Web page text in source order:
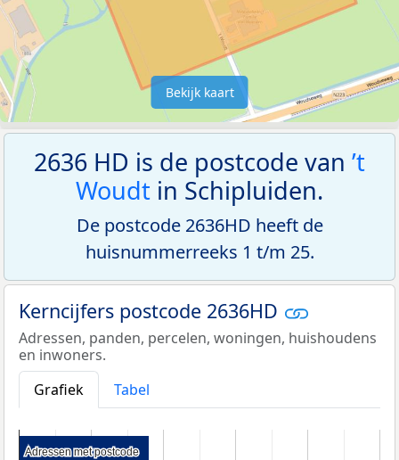
Bekijk kaart
2636 HD is de postcode van ’t
Woudt in Schipluiden.
De postcode 2636HD heeft de
huisnummerreeks 1 t/m 25.
Kerncijfers postcode 2636HD
Adressen, panden, percelen, woningen, huishoudens
en inwoners.
Grafiek
Tabel
Adressen met postcode
Adressen met postcode